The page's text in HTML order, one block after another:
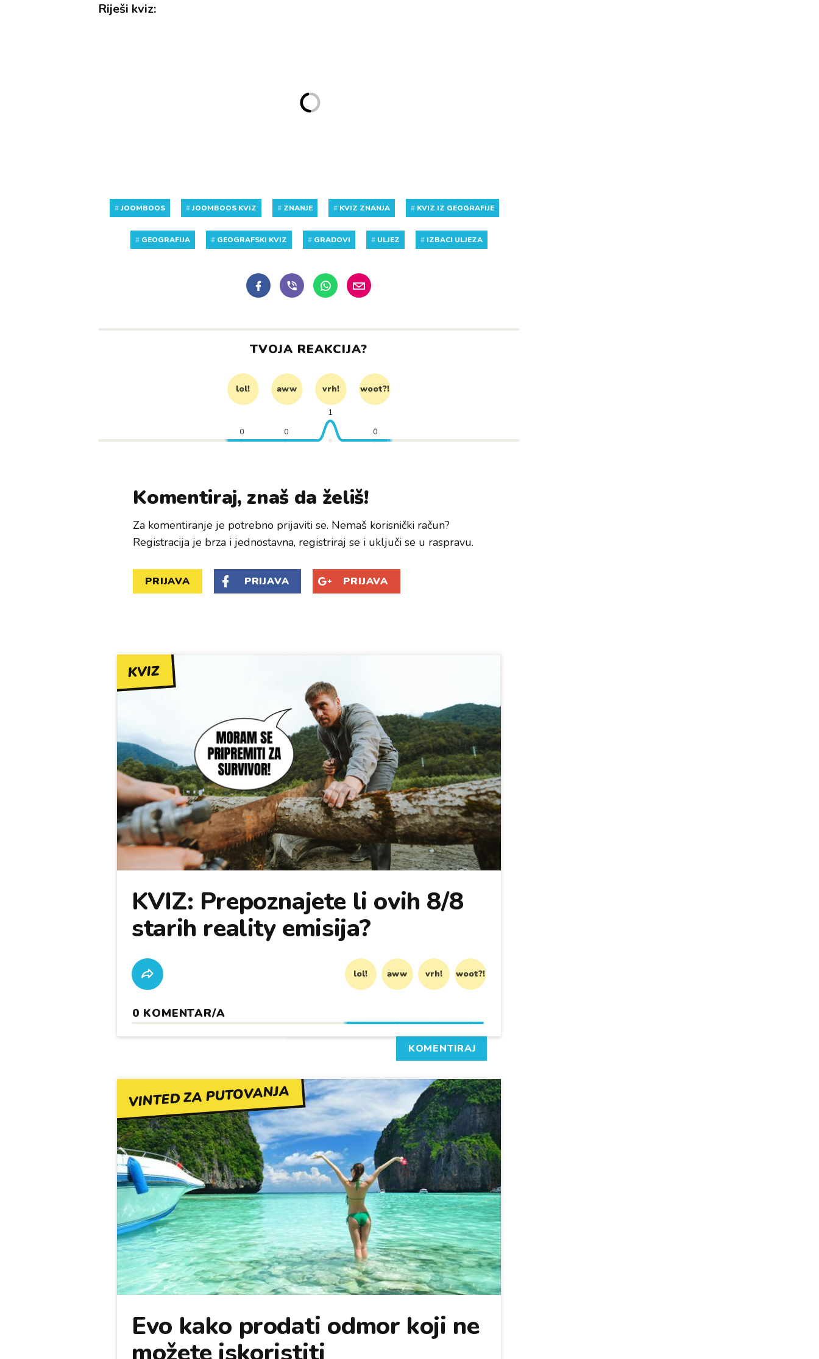
Riješi kviz:
#JOOMBOOS #JOOMBOOS KVIZ # ZNANJE # KVIZ ZNANJA # KVIZ IZ GEOGRAFIJE
# GEOGRAFIJA # GEOGRAFSKI KVIZ # GRADOVI # ULJEZ # IZBACI ULJEZA
TVOJA REAKCIJA?
lol! aww vrh! woot?!
0 0
1
0
Komentiraj, znaš da želiš!
Za komentiranje je potrebno prijaviti se. Nemaš korisnički račun?
Registracija je brza i jednostavna, registriraj se i uključi se u raspravu.
PRIJAVA PRIJAVA PRIJAVA
KVIZ
KVIZ: Prepoznajete li ovih 8/8
starih reality emisija?
lol! aww vrh! woot?!
0 KOMENTAR/A
KOMENTIRAJ
VINTED ZA PUTOVANJA
Evo kako prodati odmor koji ne